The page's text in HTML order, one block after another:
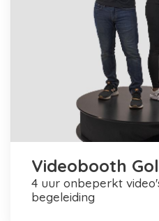
Videobooth
4 uur onbeperkt video's maken + personele
begeleiding